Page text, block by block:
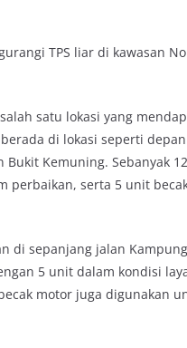
TPS liar di kawasan
satu lokasi yang
di lokasi seperti
Kemuning. Sebanyak
perbaikan, serta 5 unit
di sepanjang jalan
5 unit dalam kondisi
motor juga digunakan